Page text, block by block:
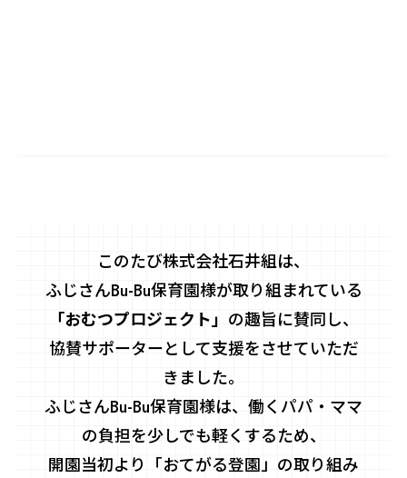
このたび株式会社石井組は、
ふじさんBu-Bu保育園様が取り組まれている
「おむつプロジェクト」 の趣旨に賛同し、
協賛サポーターとして支援をさせていただ
きました。
ふじさんBu-Bu保育園様は、働くパパ・ママ
の負担を少しでも軽くするため、
開園当初より「おてがる登園」の取り組み